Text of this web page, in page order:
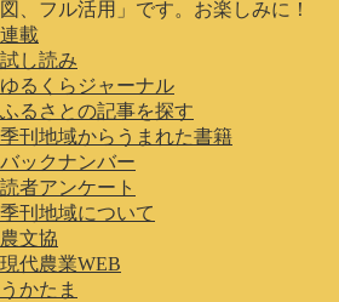
図、フル活用」です。お楽しみに！
連載
試し読み
ゆるくらジャーナル
ふるさとの記事を探す
季刊地域からうまれた書籍
バックナンバー
読者アンケート
季刊地域について
農文協
現代農業WEB
うかたま